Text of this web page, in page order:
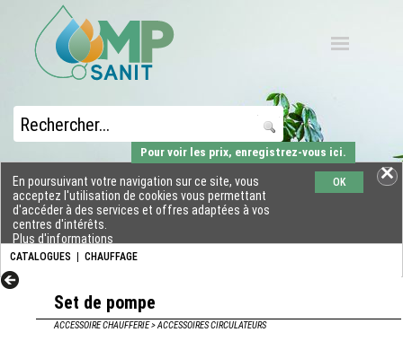
CATALOGUES CHAUFFAGE
En poursuivant votre navigation sur ce site, vous
acceptez l'utilisation de cookies vous permettant
d'accéder à des services et offres adaptées à vos
centres d'intérêts.
Plus d'informations
OK
Pour voir les prix, enregistrez-vous ici.